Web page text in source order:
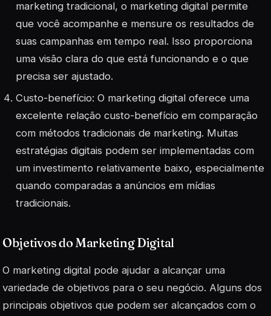
marketing tradicional, o marketing digital permite
que você acompanhe e mensure os resultados de
suas campanhas em tempo real. Isso proporciona
uma visão clara do que está funcionando e o que
precisa ser ajustado.
Custo-benefício: O marketing digital oferece uma
excelente relação custo-benefício em comparação
com métodos tradicionais de marketing. Muitas
estratégias digitais podem ser implementadas com
um investimento relativamente baixo, especialmente
quando comparadas a anúncios em mídias
tradicionais.
Objetivos do Marketing Digital
O marketing digital pode ajudar a alcançar uma
variedade de objetivos para o seu negócio. Alguns dos
principais objetivos que podem ser alcançados com o